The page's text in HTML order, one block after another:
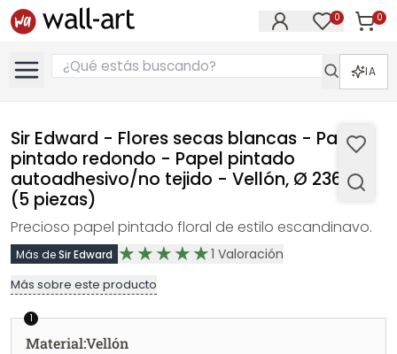
0 0
IA
Sir Edward - Flores secas blancas - Papel
pintado redondo - Papel pintado
autoadhesivo/no tejido - Vellón, Ø 236 cm
(5 piezas)
Precioso papel pintado floral de estilo escandinavo.
Más deSir Edward 1 Valoración
Más sobre este producto
1
Material:Vellón